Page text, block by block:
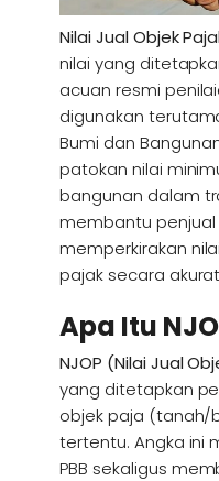
Nilai Jual Objek
nilai yang
acuan resmi
digunakan
Bumi dan
patokan nilai
bangunan dalam
membantu
memperkirakan
pajak secara
Apa Itu
NJOP (Nilai Jual
yang ditetapkan
objek paja (tanah/
tertentu. Angka ini
PBB sekaligus